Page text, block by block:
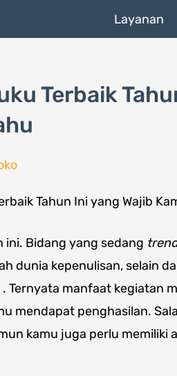
Layanan
Terbaik
Bidang yang sedang
dunia kepenulisan, selain
Ternyata manfaat kegiatan
mendapat penghasilan.
kamu juga perlu memiliki